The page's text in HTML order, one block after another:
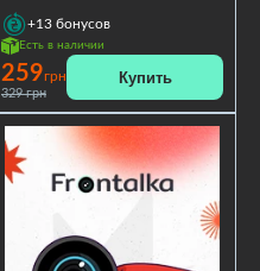
+13 бонусов
Есть в наличии
259грн
329 грн
Купить